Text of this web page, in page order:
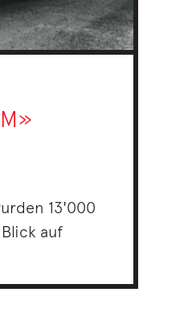
13'000
auf